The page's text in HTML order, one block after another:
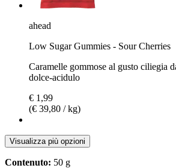
ahead
Low Sugar Gummies - Sour Cherries
Caramelle gommose al gusto ciliegia
dolce-acidulo
€ 1,99
(€ 39,80 / kg)
Visualizza più opzioni
Contenuto: 50 g